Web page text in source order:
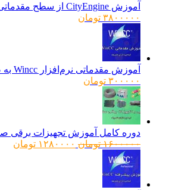
آموزش CityEngine از سطح مقدماتی تا پیشرفته
۳۸۰۰۰۰۰ تومان
آموزش مقدماتی نرم‌افزار Wincc به صورت تصویری
۳۰۰۰۰۰ تومان
دوره کامل آموزش تجهیزات برقی صنعتی
۱۶۰۰۰۰۰ تومانقیمت
۱۲۸۰۰۰۰ تومانقیمت